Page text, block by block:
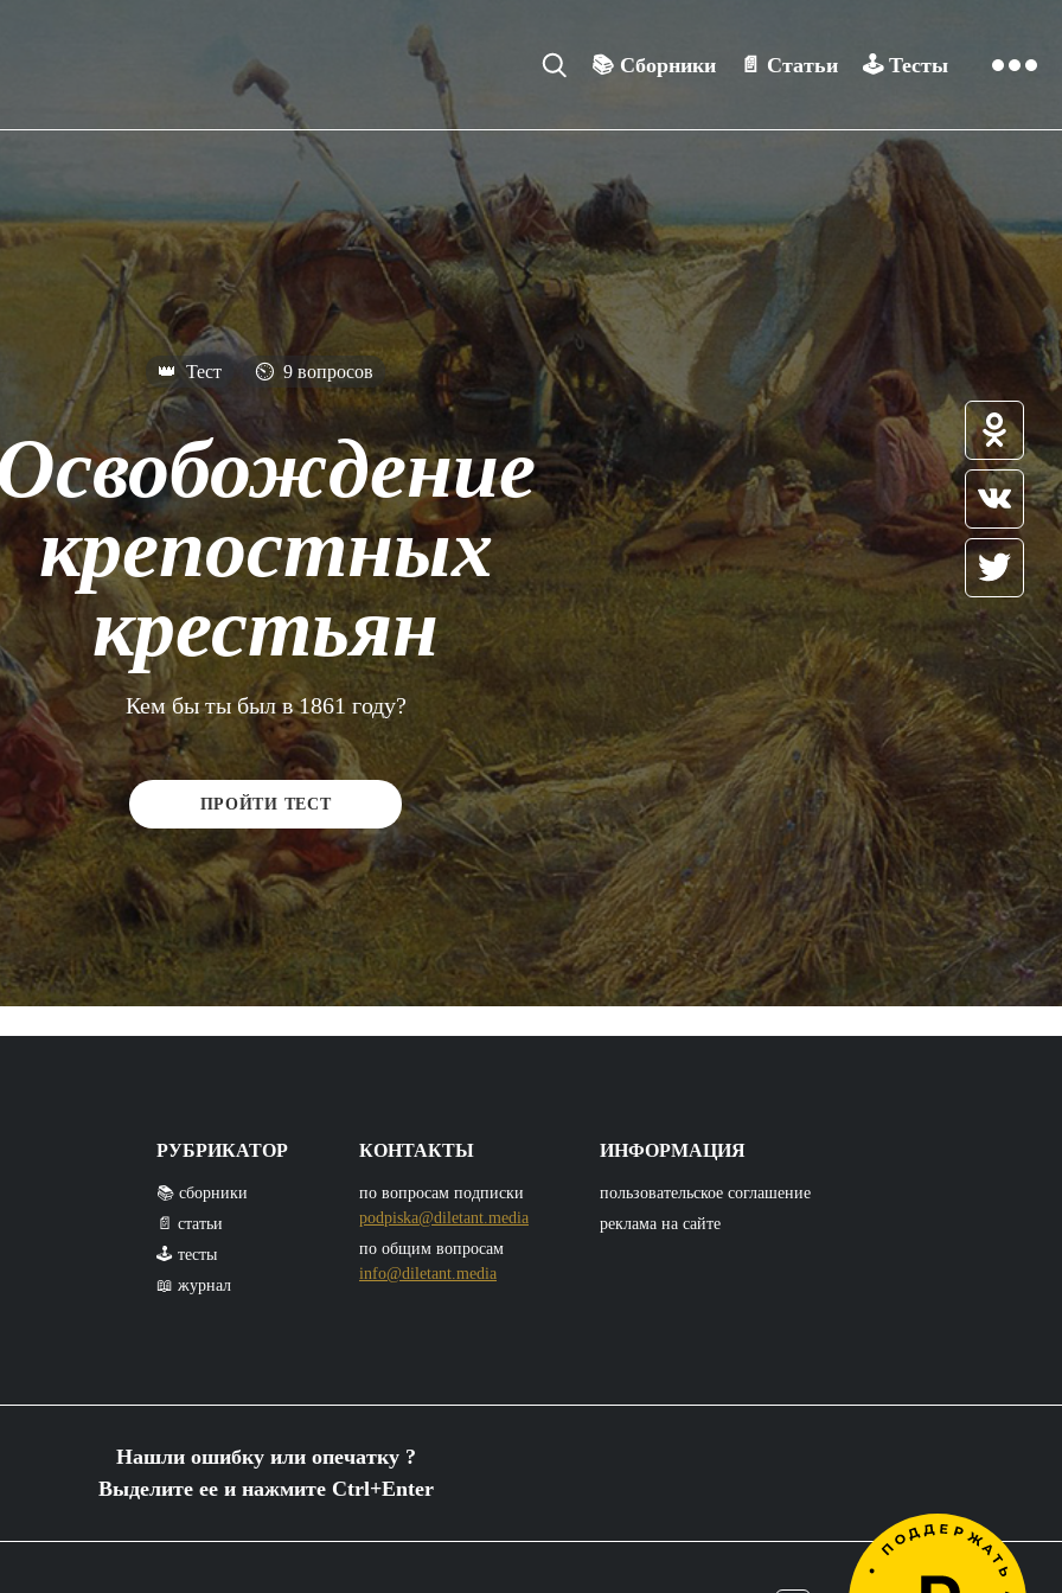
📚 Сборники 📄 Статьи 🕹️ Тесты
👑 Тест ⏲ 9 вопросов
крепостных
крестьян
Кем бы ты был в 1861 году?
ПРОЙТИ ТЕСТ
РУБРИКАТОР
📚 сборники
📄 статьи
🕹️ тесты
📖 журнал
КОНТАКТЫ
по вопросам подписки
podpiska@diletant.media
по общим вопросам
info@diletant.media
ИНФОРМАЦИЯ
пользовательское соглашение
реклама на сайте
Нашли ошибку или опечатку ?
Выделите ее и нажмите Ctrl+Enter